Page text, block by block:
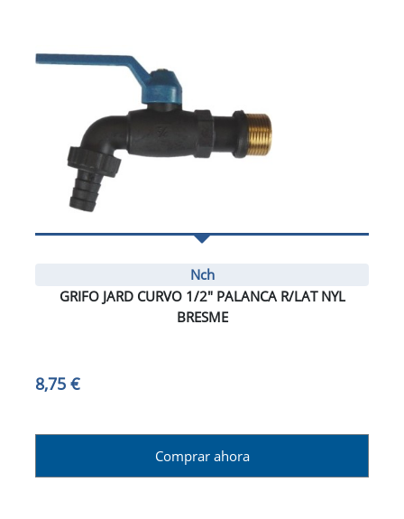
Nch
GRIFO JARD CURVO 1/2" PALANCA R/LAT NYL
BRESME
8,75 €
Comprar ahora